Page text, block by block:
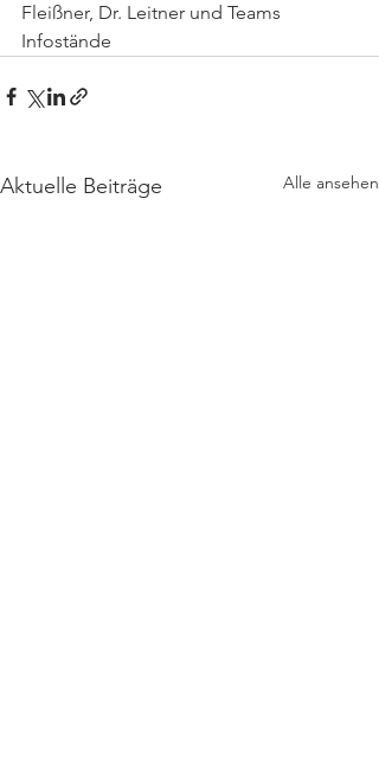
Fleißner, Dr. Leitner und Teams
Infostände
Aktuelle Beiträge Alle ansehen